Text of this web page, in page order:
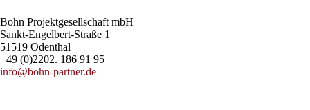
Bohn Projektgesellschaft mbH
Sankt-Engelbert-Straße 1
51519 Odenthal
+49 (0)2202. 186 91 95
info@bohn-partner.de